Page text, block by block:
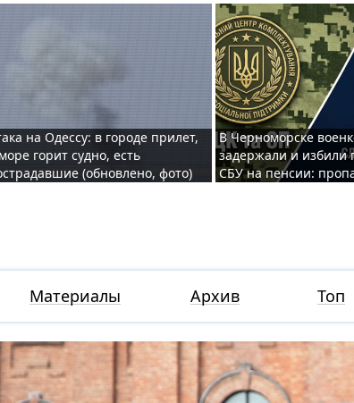
на Одессу: в городе прилет,
горит судно, есть
(обновлено, фото)
В Черноморске
задержали и избили
СБУ на пенсии:
Материалы Архив Топ